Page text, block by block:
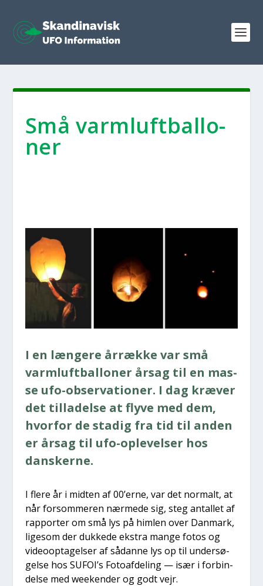
Små varm­luft­bal­lo­
ner
I en læn­ge­re årræk­ke var små
varm­luft­bal­lo­ner årsag til en mas­
se ufo-obser­va­tio­ner. I dag kræ­ver
det til­la­del­se at fly­ve med dem,
hvor­for de sta­dig fra tid til anden
er årsag til ufo-ople­vel­ser hos
dan­sker­ne.
I fle­re år i mid­ten af 00’erne, var det nor­malt, at
når for­som­me­ren nær­me­de sig, steg antal­let af
rap­por­ter om små lys på him­len over Dan­mark,
lige­som der duk­ke­de ekstra man­ge fotos og
video­op­ta­gel­ser af sådan­ne lys op til under­sø­
gel­se hos SUFOI’s Foto­af­de­ling — især i for­bin­
del­se med wee­ken­der og godt vejr.